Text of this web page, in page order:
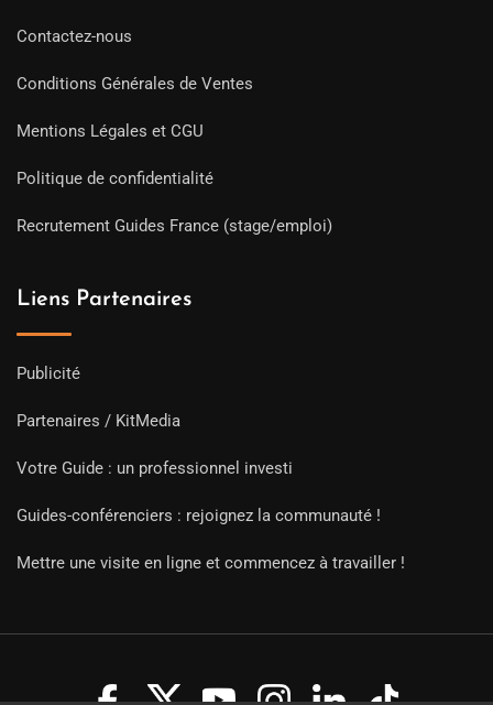
Contactez-nous
Conditions Générales de Ventes
Mentions Légales et CGU
Politique de confidentialité
Recrutement Guides France (stage/emploi)
Liens Partenaires
Publicité
Partenaires / KitMedia
Votre Guide : un professionnel investi
Guides-conférenciers : rejoignez la communauté !
Mettre une visite en ligne et commencez à travailler !